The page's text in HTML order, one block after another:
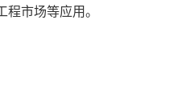
市场等应用。